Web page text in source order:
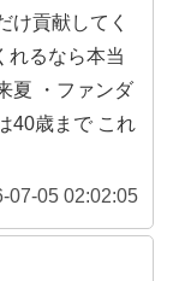
け貢献してく
れるなら本当
夏 ・ファンダ
40歳まで これ
07-05 02:02:05